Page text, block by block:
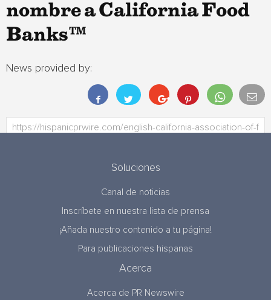
nombre a California Food
Banks™
News provided by:
Soluciones
Canal de noticias
Inscríbete en nuestra lista de prensa
¡Añada nuestro contenido a tu página!
Para publicaciones hispanas
Acerca
Acerca de PR Newswire